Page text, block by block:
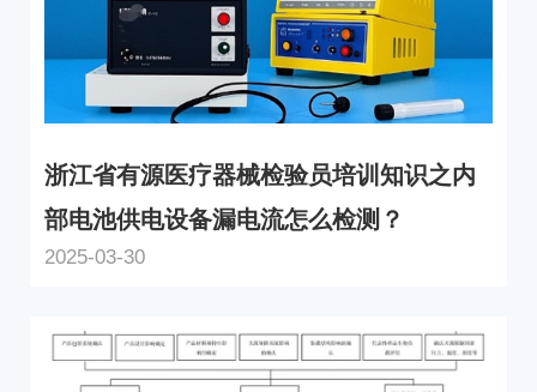
浙江省有源医疗器械检验员培训知识之内
部电池供电设备漏电流怎么检测？
2025-03-30